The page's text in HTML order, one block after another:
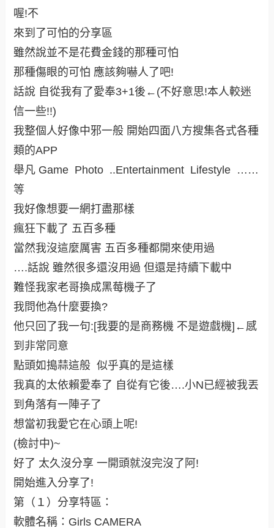
喔!不
來到了可怕的分享區
雖然說並不是花費金錢的那種可怕
那種傷眼的可怕 應該夠嚇人了吧!
話說 自從我有了愛奉3+1後←(不好意思!本人較迷
信一些!!)
我整個人好像中邪一般 開始四面八方搜集各式各種
類的APP
舉凡 Game Photo ..Entertainment Lifestyle ……
等
我好像想要一網打盡那樣
瘋狂下載了 五百多種
當然我沒這麼厲害 五百多種都開來使用過
….話說 雖然很多還沒用過 但還是持續下載中
難怪我家老哥換成黑莓機子了
我問他為什麼要換?
他只回了我一句:[我要的是商務機 不是遊戲機]←感
到非常同意
點頭如搗蒜這般 似乎真的是這樣
我真的太依賴愛奉了 自從有它後….小N已經被我丟
到角落有一陣子了
想當初我愛它在心頭上呢!
(檢討中)~
好了 太久沒分享 一開頭就沒完沒了阿!
開始進入分享了!
第（１）分享特區：
軟體名稱：Girls CAMERA